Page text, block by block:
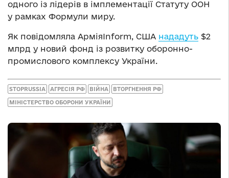
одного із лідерів в імплементації Статуту ООН
у рамках Формули миру.
Як повідомляла АрміяInform, США нададуть $2
млрд у новий фонд із розвитку оборонно-
промислового комплексу України.
STOPRUSSIA АГРЕСІЯ РФ ВІЙНА ВТОРГНЕННЯ РФ
МІНІСТЕРСТВО ОБОРОНИ УКРАЇНИ